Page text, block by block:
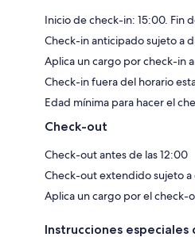
Inicio de check-in: 15:00. Fin
Check-in anticipado sujeto a
Aplica un cargo por check-in
Check-in fuera del horario
Edad mínima para hacer el
Check-out
Check-out antes de las 12:00
Check-out extendido sujeto
Aplica un cargo por el check-
Instrucciones especiales